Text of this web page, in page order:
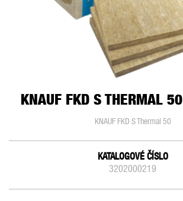
KNAUF FKD S THERMAL
KNAUF FKD S Thermal 50
KATALOGOVÉ ČÍSLO
3202000219